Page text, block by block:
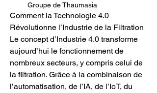
Groupe de Thaumasia
Comment la Technologie 4.0
Révolutionne l’Industrie de la Filtration
Le concept d’Industrie 4.0 transforme
aujourd’hui le fonctionnement de
nombreux secteurs, y compris celui de
la filtration. Grâce à la combinaison de
l’automatisation, de l’IA, de l’IoT, du